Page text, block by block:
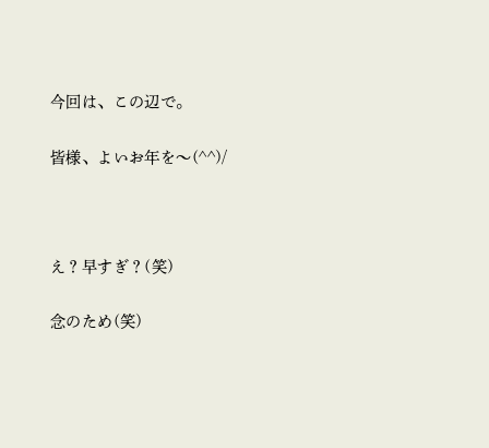
今回は、この辺で。
皆様、よいお年を～(^^)/
え？早すぎ？(笑)
念のため(笑)